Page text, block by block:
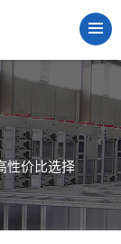
性价比选择